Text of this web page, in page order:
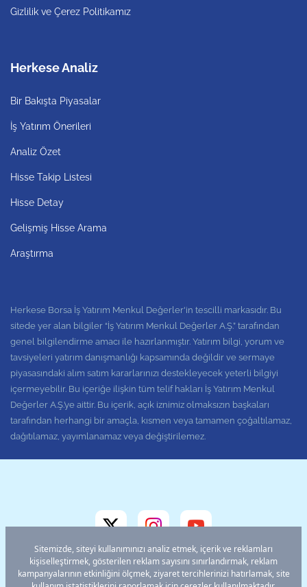
Gizlilik ve Çerez Politikamız
Herkese Analiz
Bir Bakışta Piyasalar
İş Yatırım Önerileri
Analiz Özet
Hisse Takip Listesi
Hisse Detay
Gelişmiş Hisse Arama
Araştırma
Herkese Borsa İş Yatırım Menkul Değerler'in tescilli markasıdır. Bu
sitede yer alan bilgiler “İş Yatırım Menkul Değerler A.Ş.” tarafından
genel bilgilendirme amacı ile hazırlanmıştır. Yatırım bilgi, yorum ve
tavsiyeleri yatırım danışmanlığı kapsamında değildir ve sermaye
piyasasındaki alım satım kararlarınızı destekleyecek yeterli bilgiyi
içermeyebilir. Bu içeriğe ilişkin tüm telif hakları İş Yatırım Menkul
Değerler A.Ş.’ye aittir. Bu içerik, açık iznimiz olmaksızın başkaları
tarafından herhangi bir amaçla, kısmen veya tamamen çoğaltılamaz,
dağıtılamaz, yayımlanamaz veya değiştirilemez.
0850 721 57 00